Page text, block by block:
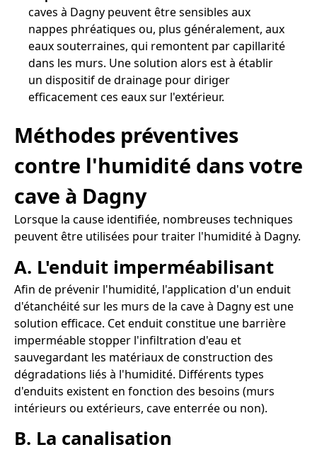
caves à Dagny peuvent être sensibles aux
nappes phréatiques ou, plus généralement, aux
eaux souterraines, qui remontent par capillarité
dans les murs. Une solution alors est à établir
un dispositif de drainage pour diriger
efficacement ces eaux sur l'extérieur.
Méthodes préventives
contre l'humidité dans votre
cave à Dagny
Lorsque la cause identifiée, nombreuses techniques
peuvent être utilisées pour traiter l'humidité à Dagny.
A. L'enduit imperméabilisant
Afin de prévenir l'humidité, l'application d'un enduit
d'étanchéité sur les murs de la cave à Dagny est une
solution efficace. Cet enduit constitue une barrière
imperméable stopper l'infiltration d'eau et
sauvegardant les matériaux de construction des
dégradations liés à l'humidité. Différents types
d'enduits existent en fonction des besoins (murs
intérieurs ou extérieurs, cave enterrée ou non).
B. La canalisation